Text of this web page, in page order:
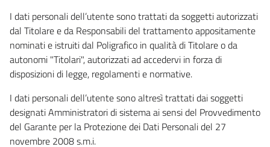
I dati personali dell’utente sono trattati da soggetti autorizzati
dal Titolare e da Responsabili del trattamento appositamente
nominati e istruiti dal Poligrafico in qualità di Titolare o da
autonomi "Titolari", autorizzati ad accedervi in forza di
disposizioni di legge, regolamenti e normative.
I dati personali dell’utente sono altresì trattati dai soggetti
designati Amministratori di sistema ai sensi del Provvedimento
del Garante per la Protezione dei Dati Personali del 27
novembre 2008 s.m.i.